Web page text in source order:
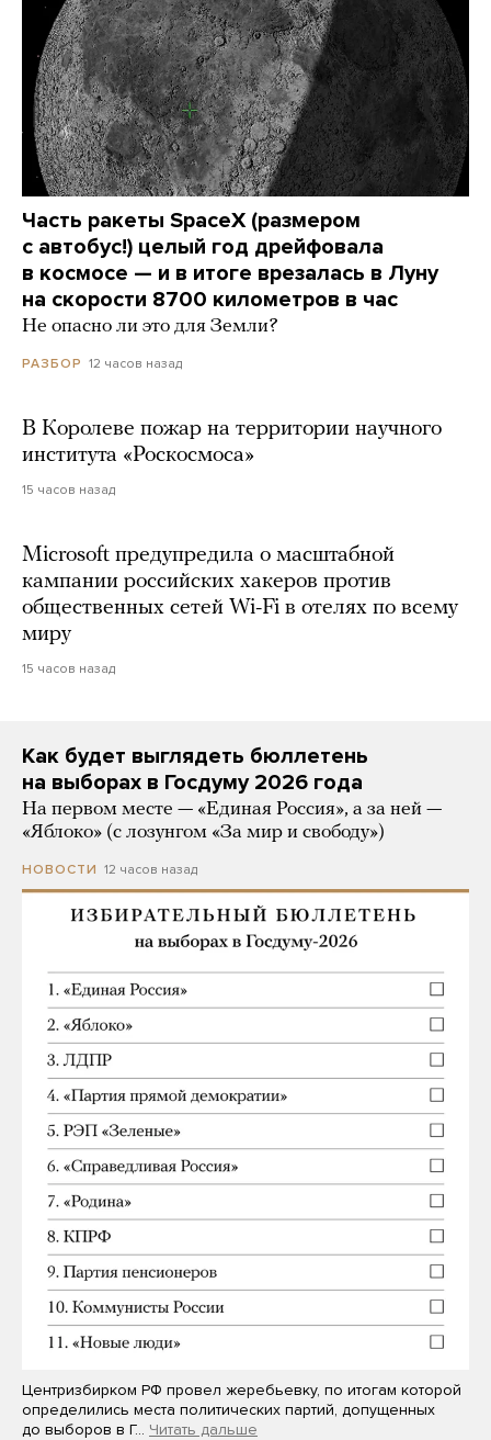
Часть ракеты SpaceX (размером
с автобус!) целый год дрейфовала
в космосе — и в итоге врезалась в Луну
на скорости 8700 километров в час
Не опасно ли это для Земли?
РАЗБОР 12 часов назад
В Королеве пожар на территории научного
института «Роскосмоса»
15 часов назад
Microsoft предупредила о масштабной
кампании российских хакеров против
общественных сетей Wi-Fi в отелях по всему
миру
15 часов назад
Как будет выглядеть бюллетень
на выборах в Госдуму 2026 года
На первом месте — «Единая Россия», а за ней —
«Яблоко» (с лозунгом «За мир и свободу»)
НОВОСТИ 12 часов назад
Центризбирком РФ провел жеребьевку, по итогам которой
определились места политических партий, допущенных
до выборов в Г… Читать дальше